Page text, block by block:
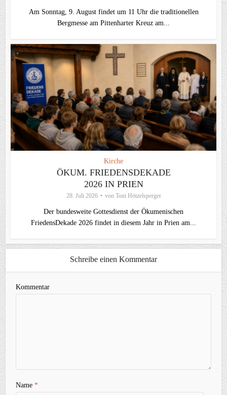
Am Sonntag, 9. August findet um 11 Uhr die traditionellen
Bergmesse am Pittenharter Kreuz am...
Kirche
ÖKUM. FRIEDENSDEKADE
2026 IN PRIEN
28. Juli 2026 von Toni Hötzelsperger
Der bundesweite Gottesdienst der Ökumenischen
FriedensDekade 2026 findet in diesem Jahr in Prien am...
Schreibe einen Kommentar
Kommentar
Name*